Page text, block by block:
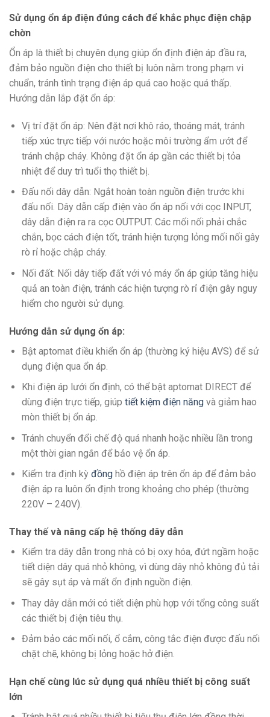
Sử dụng ổn áp điện đúng cách để khắc phục điện chập
chờn
Ổn áp là thiết bị chuyên dụng giúp ổn định điện áp đầu ra,
đảm bảo nguồn điện cho thiết bị luôn nằm trong phạm vi
chuẩn, tránh tình trạng điện áp quá cao hoặc quá thấp.
Hướng dẫn lắp đặt ổn áp:
Vị trí đặt ổn áp: Nên đặt nơi khô ráo, thoáng mát, tránh
tiếp xúc trực tiếp với nước hoặc môi trường ẩm ướt để
tránh chập cháy. Không đặt ổn áp gần các thiết bị tỏa
nhiệt để duy trì tuổi thọ thiết bị.
Đấu nối dây dẫn: Ngắt hoàn toàn nguồn điện trước khi
đấu nối. Dây dẫn cấp điện vào ổn áp nối với cọc INPUT,
dây dẫn điện ra ra cọc OUTPUT. Các mối nối phải chắc
chắn, bọc cách điện tốt, tránh hiện tượng lỏng mối nối gây
rò rỉ hoặc chập cháy.
Nối đất: Nối dây tiếp đất với vỏ máy ổn áp giúp tăng hiệu
quả an toàn điện, tránh các hiện tượng rò rỉ điện gây nguy
hiểm cho người sử dụng.
Hướng dẫn sử dụng ổn áp:
Bật aptomat điều khiển ổn áp (thường ký hiệu AVS) để sử
dụng điện qua ổn áp.
Khi điện áp lưới ổn định, có thể bật aptomat DIRECT để
dùng điện trực tiếp, giúp tiết kiệm điện năngvà giảm hao
mòn thiết bị ổn áp.
Tránh chuyển đổi chế độ quá nhanh hoặc nhiều lần trong
một thời gian ngắn để bảo vệ ổn áp.
Kiểm tra định kỳ đồnghồ điện áp trên ổn áp để đảm bảo
điện áp ra luôn ổn định trong khoảng cho phép (thường
220V – 240V).
Thay thế và nâng cấp hệ thống dây dẫn
Kiểm tra dây dẫn trong nhà có bị oxy hóa, đứt ngầm hoặc
tiết diện dây quá nhỏ không, vì dùng dây nhỏ không đủ tải
sẽ gây sụt áp và mất ổn định nguồn điện.
Thay dây dẫn mới có tiết diện phù hợp với tổng công suất
các thiết bị điện tiêu thụ.
Đảm bảo các mối nối, ổ cắm, công tắc điện được đấu nối
chặt chẽ, không bị lỏng hoặc hở điện.
Hạn chế cùng lúc sử dụng quá nhiều thiết bị công suất
lớn